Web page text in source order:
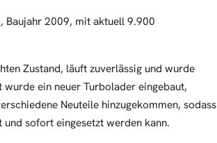
Baujahr 2009, mit aktuell 9.900
Zustand, läuft zuverlässig und wurde
ein neuer Turbolader eingebaut,
Neuteile hinzugekommen, sodass
sofort eingesetzt werden kann.